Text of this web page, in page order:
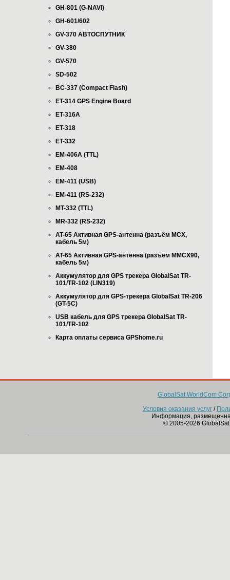
GH-801 (G-NAVI)
GH-601/602
GV-370 АВТОСПУТНИК
GV-380
GV-570
SD-502
BC-337 (Compact Flash)
ET-314 GPS Engine Board
ET-316A
ET-318
ET-332
EM-406A (TTL)
EM-408
EM-411 (USB)
EM-411 (RS-232)
MT-332 (TTL)
MR-332 (RS-232)
AT-65 Активная GPS-антенна (разъём MCX,
кабель 5м)
AT-65 Активная GPS-антенна (разъём MMCX90,
кабель 5м)
Аккумулятор для GPS трекера GlobalSat TR-
101/TR-102 (LIN319)
Аккумулятор для GPS-трекера GlobalSat TR-206
(GT-5C)
USB кабель для GPS трекера GlobalSat TR-
101/TR-102
Карта оплаты сервиса GPShome.ru
GlobalSat WorldCom
Условия оказания услуг/
Информация,
© 2005-2026